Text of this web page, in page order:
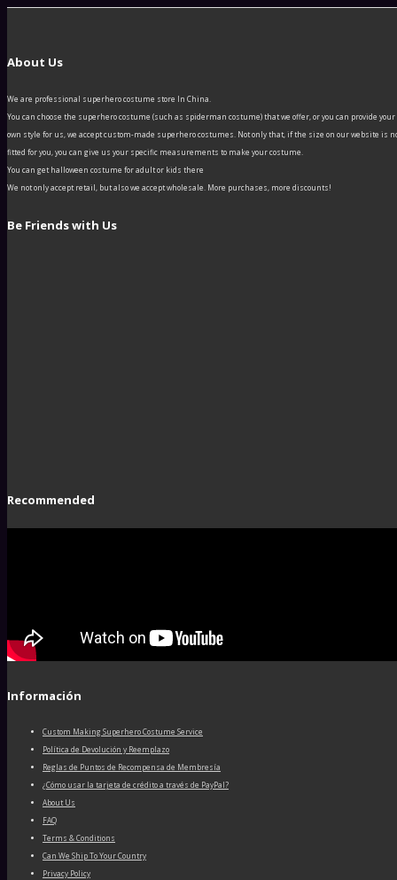
About Us
We are professional superhero costume store In China.
You can choose the superhero costume (such as spiderman costume) that we offer, or you can provide your
own style for us, we accept custom-made superhero costumes. Not only that, if the size on our website is
fitted for you, you can give us your specific measurements to make your costume.
You can get halloween costume for adult or kids there
We not only accept retail, but also we accept wholesale. More purchases, more discounts!
Be Friends with Us
Recommended
Información
Custom Making Superhero Costume Service
Política de Devolución y Reemplazo
Reglas de Puntos de Recompensa de Membresía
¿Cómo usar la tarjeta de crédito a través de PayPal?
About Us
FAQ
Terms & Conditions
Can We Ship To Your Country
Privacy Policy